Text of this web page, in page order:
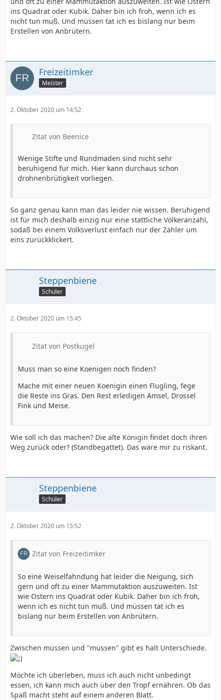
ins Quadrat oder Kubik. Daher bin ich froh, wenn ich es
nicht tun muß. Und müssen tat ich es bislang nur beim
Erstellen von Anbrütern.
Freizeitimker
Meister
2. Oktober 2020 um 14:52
Zitat von Beenice
Wenige Stifte und Rundmaden sind nicht sehr
beruhigend fur mich. Hier kann durchaus schon
drohnenbrütigkeit vorliegen.
So ganz genau kann man das leider nie wissen. Beruhigend
ist für mich deshalb einzig nur eine stattliche Völkeranzahl,
sodaß bei einem Volksverlust einfach nur der Zähler um
eins zurückklickert.
Steppenbiene
Schüler
2. Oktober 2020 um 15:45
Zitat von Postkugel
Muss man so eine Koenigen noch finden?
Mache mit einer neuen Koenigin einen Flugling, fege
die Reste ins Gras. Den Rest erledigen Amsel, Drossel
Fink und Meise.
Wie soll ich das machen? Die alte Königin findet doch ihren
Weg zurück oder? (Standbegattet). Das wäre mir zu riskant.
Steppenbiene
Schüler
2. Oktober 2020 um 15:52
Zitat von Freizeitimker
So eine Weiselfahndung hat leider die Neigung, sich
gern und oft zu einer Mammutaktion auszuweiten. Ist
wie Ostern ins Quadrat oder Kubik. Daher bin ich froh,
wenn ich es nicht tun muß. Und müssen tat ich es
bislang nur beim Erstellen von Anbrütern.
Zwischen müssen und "müssen" gibt es halt Unterschiede.
Möchte ich überleben, muss ich auch nicht unbedingt
essen, ich kann mich auch über den Tropf ernähren. Ob das
Spaß macht steht auf einem anderen Blatt.